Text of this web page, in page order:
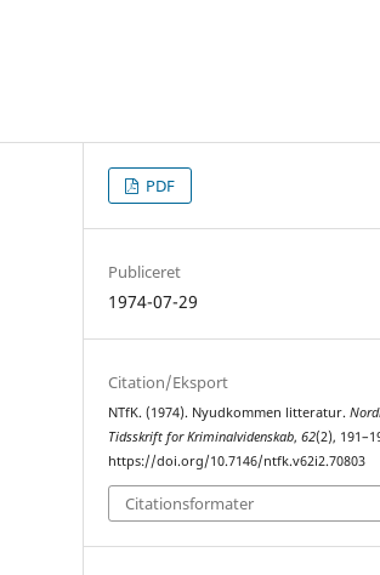
PDF
Publiceret
1974-07-29
Citation/Eksport
NTfK. (1974). Nyudkommen litteratur.
Tidsskrift for Kriminalvidenskab,62(2),
https://doi.org/10.7146/ntfk.v62i2.70803
Citationsformater